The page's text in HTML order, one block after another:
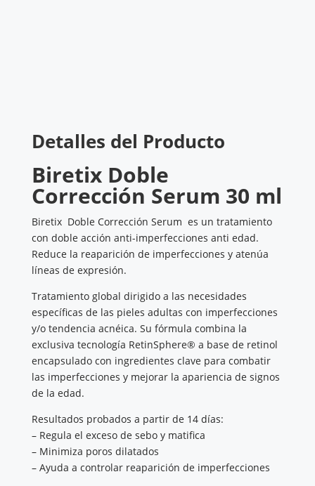
Detalles del Producto
BiretixDoble
Corrección Serum 30 ml
Biretix Doble Corrección Serum es un tratamiento
con doble acción anti-imperfecciones anti edad.
Reduce la reaparición de imperfecciones y atenúa
líneas de expresión.
Tratamiento global dirigido a las necesidades
específicas de las pieles adultas con imperfecciones
y/o tendencia acnéica. Su fórmula combina la
exclusiva tecnología RetinSphere® a base de retinol
encapsulado con ingredientes clave para combatir
las imperfecciones y mejorar la apariencia de signos
de la edad.
Resultados probados a partir de 14 días:
– Regula el exceso de sebo y matifica
– Minimiza poros dilatados
– Ayuda a controlar reaparición de imperfecciones